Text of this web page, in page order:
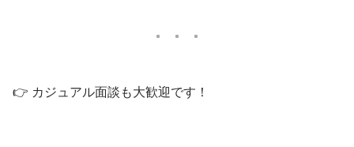
👉 カジュアル面談も大歓迎です！